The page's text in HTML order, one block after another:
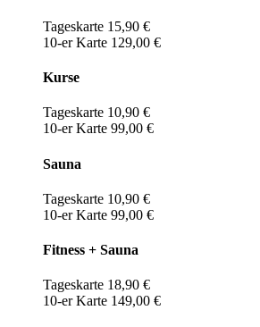
Tageskarte 15,90 €
10-er Karte 129,00 €
Kurse
Tageskarte 10,90 €
10-er Karte 99,00 €
Sauna
Tageskarte 10,90 €
10-er Karte 99,00 €
Fitness + Sauna
Tageskarte 18,90 €
10-er Karte 149,00 €